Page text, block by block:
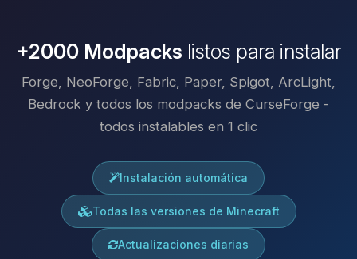
+2000 Modpacks listos para instalar
Forge, NeoForge, Fabric, Paper, Spigot, ArcLight,
Bedrock y todos los modpacks de CurseForge -
todos instalables en 1 clic
Instalación automática
Todas las versiones de Minecraft
Actualizaciones diarias